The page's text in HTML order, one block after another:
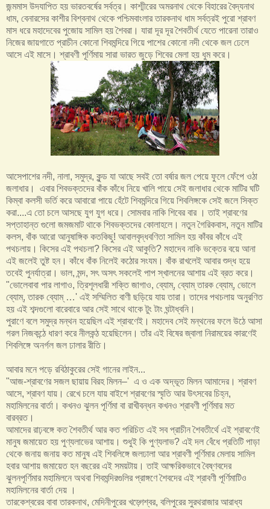
জন্মমাস উদযাপিত হয় ভারতবর্ষের সর্বত্র। কাশ্মীরের অমরনাথ থেকে বিহারের বৈদ্যনাথ
ধাম, বেনারসের কাশীর বিশ্বনাথ থেকে পশ্চিমবাংলার তারকনাথ ধাম সর্বত্র‌ই পুরো শ্রাবণ
মাস ধরে মহাদেবের পুজোয় সামিল হয় শৈবরা। যারা দূর দূর শৈবতীর্থ যেতে পারেনা তারাও
নিজের জায়গাতে প্রাচীন কোনো শিবমন্দিরে গিয়ে পাশের কোনো নদী থেকে জল ঢেলে
আসে এই মাসে। শ্রাবণী পূর্ণিমায় সারা ভারত জুড়ে শিবের মেলা হয় ধুম করে।
আসেপাশের নদী, নালা, সমুদ্র, কুন্ড যা আছে সবই তো বর্ষার জল পেয়ে ফুলে ফেঁপে ওঠা
জলাধার। এবার শিবভক্তদের বাঁক কাঁধে নিয়ে খালি পায়ে সেই জলাধার থেকে মাটির ঘটি
কিম্বা কলসী ভর্তি করে আবারো পায়ে হেঁটে শিবমন্দিরে গিয়ে শিবলিঙ্গকে সেই জলে সিক্ত
করা....এ তো চলে আসছে যুগ যুগ ধরে। সোমবার নাকি শিবের বার । তাই শ্রাবণের
সপ্তাহান্ত গুলো জমজমাট থাকে শিবভক্তদের কোলাহলে। নতুন গৈরিকবাস, নতুন মাটির
কলস, বাঁক আরো আনুষাঙ্গিক কতকিছু! আবালবৃদ্ধবণিতা সামিল হয় কাঁবর কাঁধে এই
পথচলায়। কিসের এই পথচলা? কিসের এই আকুতি? মহাদেব নাকি ভক্তের বয়ে আনা
এই জলেই তুষ্ট হন। কাঁধে বাঁক নিলেই কঠোর সংযম। বাঁক রাখলেই আবার শুদ্ধ হয়ে
তবেই পুনর্যাত্রা। ভাল, মন্দ, সৎ অসৎ সকলেই পাপ স্খালনের আশায় এই ব্রত করে।
"ভোলেবাবা পার লাগাও, ত্রিশূলধারী শক্তি জাগাও, ব্যোম্‌, ব্যোম্‌ তারক ব্যোম্‌, ভোলে
ব্যোম্‌, তারক ব্যোম্‌ …' এই সম্মিলিত বাণী ছড়িয়ে যায় তারা। তাদের পথচলায় অনুরণিত
হয় এই শব্দগুলো বারেবারে আর সেই সাথে থাকে টুং টাং ঘন্টাধ্বনি।
পুরাণে বলে সমুদ্র মন্থন হয়েছিল এই শ্রাবণেই। মহাদেব সেই মন্থনের ফলে উঠে আসা
গরল নিজকন্ঠে ধারণ করে নীলকন্ঠ হয়েছিলেন। তাঁর এই বিষের জ্বালা নিরাময়ের কারণেই
শিবলিঙ্গে অনর্গল জল ঢালার রীতি।
আবার মনে পড়ে রবিঠাকুরের সেই গানের লাইন...
"আজ-শ্রাবণের সজল ছায়ায় বিরহ মিলন–' এ ও এক অদ্ভূত মিলন আমাদের। শ্রাবণ
আসে, শ্রাবণ যায়। রেখে চলে যায় বাইশে শ্রাবণের স্মৃতি আর উৎসবের চিহ্ন,
মহামিলনের বার্তা। কখনও ঝুলন পূর্ণিমা বা রাখীবন্ধন কখনও শ্রাবণী পূর্ণিমার মত
বারব্রত।
আমাদের রাঢ়বঙ্গে কত শৈবতীর্থ আর কত পরিচিত এই সব প্রাচীন শৈবতীর্থে এই শ্রাবণেই
মানুষ জমায়েত হয় পুণ্যলাভের আশায়। শুধুই কি পুণ্যলাভ? এই দল বেঁধে প্রতিটি পাড়া
থেকে জনায় জনায় কত মানুষ এই শিবলিঙ্গে জলঢালা আর শ্রাবণী পূর্ণিমার মেলায় সামিল
হবার আশায় জমায়েত হন বছরের এই সময়টায়। তাই আক্ষরিকভাবে বৈষ্ণবদের
ঝুলনপূর্ণিমার মহামিলনে অথবা শিবমন্দিরগুলির প্রাঙ্গণে শৈবদের এই শ্রাবণী পূর্ণিমাটিও
মহামিলনের বার্তা দেয় ।
তারকেশ্বরের বাবা তারকনাথ, মেদিনীপুরের খড়্গেশ্বর, বলিপুরের সুরথরাজার আরাধ্য